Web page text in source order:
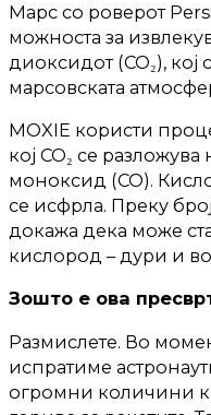
Марс со роверот
можноста за
диоксидот (CO₂), кој
марсовската
MOXIE користи
кој CO₂ се
моноксид (CO).
се исфрла. Преку
докажа дека може
кислород – дури и
Зошто е ова
Размислете. Во
испратиме
огромни количини